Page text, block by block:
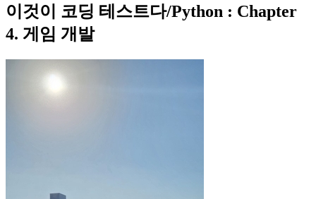
이것이 코딩 테스트다/Python : Chapter
4. 게임 개발